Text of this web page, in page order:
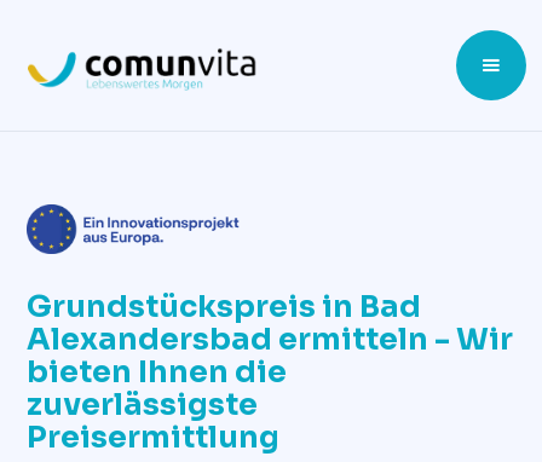
Grundstückspreis in Bad
Alexandersbad ermitteln - Wir
bieten Ihnen die
zuverlässigste
Preisermittlung